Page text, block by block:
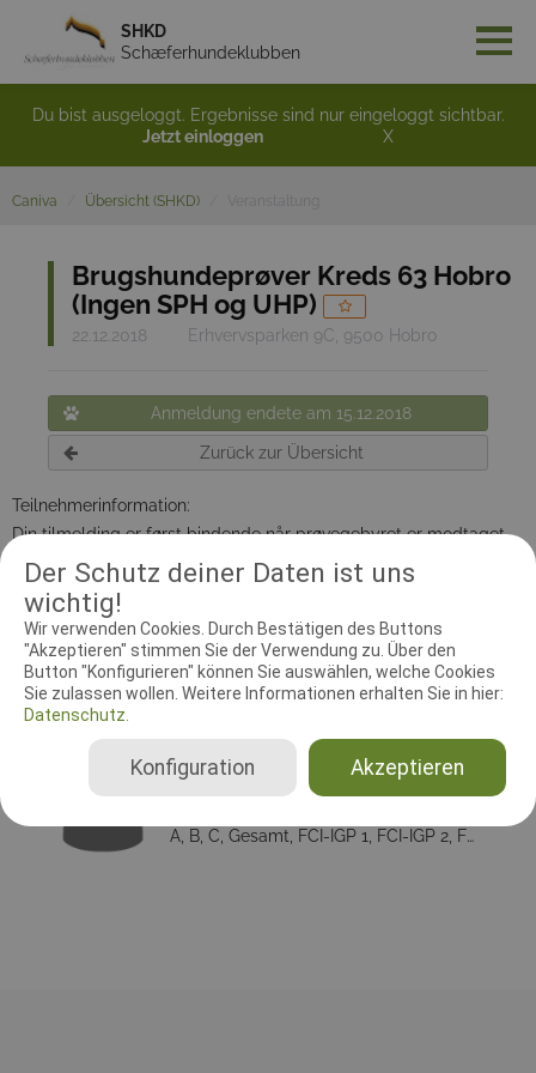
Der Schutz deiner Daten ist uns
wichtig!
Wir verwenden Cookies. Durch Bestätigen des Buttons
"Akzeptieren" stimmen Sie der Verwendung zu. Über den
Button "Konfigurieren" können Sie auswählen, welche Cookies
Sie zulassen wollen. Weitere Informationen erhalten Sie in hier:
Datenschutz.
Akzeptieren
Konfiguration
SHKD
Schæferhundeklubben
Du bist ausgeloggt. Ergebnisse sind nur eingeloggt sichtbar.
Jetzt einloggen
X
Caniva Übersicht (SHKD)
Brugshundeprøver Kreds 63 Hobro
(Ingen SPH og UHP)
22.12.2018 Erhvervsparken 9C, 9500 Hobro
Anmeldung endete am 15.12.2018
Zurück zur Übersicht
Teilnehmerinformation:
Din tilmelding er først bindende når prøvegebyret er modtaget.
samt "Prøvegebyr" eller via konto Reg. nr. 9813 Konto nr.
2071293769. Start kl. 10.00 - morgenmad fra kl. 9.30.
RICHTER UND HELFER
Leistungsrichter
Ella Laursen
A, B, C, Gesamt, FCI-IGP 1, FCI-IGP 2, FCI-IGP 3, FCI-IGP-V, Begynder B, Begynder AB, FCI-FPr 1, FCI-FPr 2, FCI-FPr 3, Begleithundprüfung